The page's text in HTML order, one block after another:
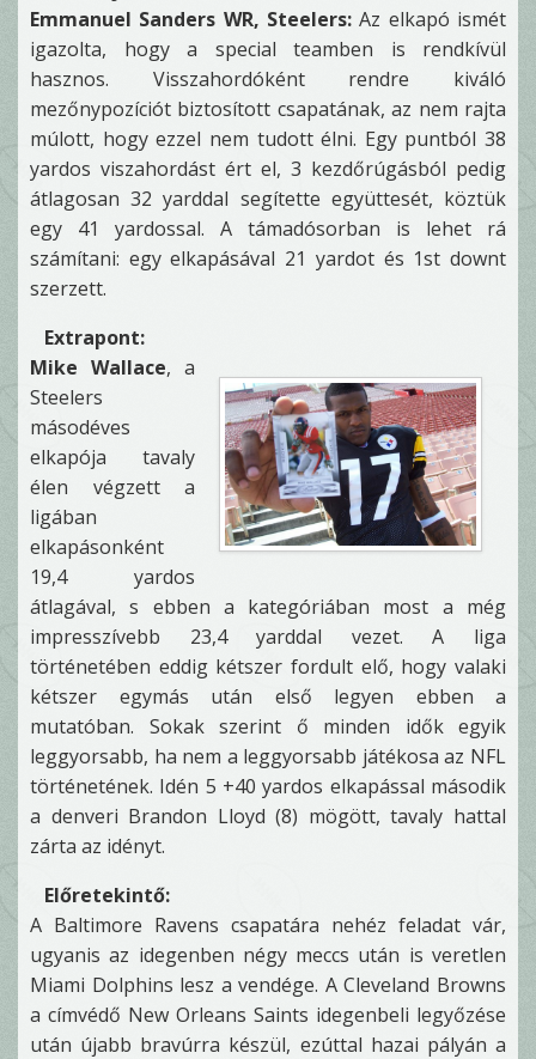
Emmanuel Sanders WR, Steelers: Az elkapó ismét
igazolta, hogy a special teamben is rendkívül
hasznos. Visszahordóként rendre kiváló
mezőnypozíciót biztosított csapatának, az nem rajta
múlott, hogy ezzel nem tudott élni. Egy puntból 38
yardos viszahordást ért el, 3 kezdőrúgásból pedig
átlagosan 32 yarddal segítette együttesét, köztük
egy 41 yardossal. A támadósorban is lehet rá
számítani: egy elkapásával 21 yardot és 1st downt
szerzett.
Extrapont:
Mike Wallace, a
Steelers
másodéves
elkapója tavaly
élen végzett a
ligában
elkapásonként
19,4 yardos
átlagával, s ebben a kategóriában most a még
impresszívebb 23,4 yarddal vezet. A liga
történetében eddig kétszer fordult elő, hogy valaki
kétszer egymás után első legyen ebben a
mutatóban. Sokak szerint ő minden idők egyik
leggyorsabb, ha nem a leggyorsabb játékosa az NFL
történetének. Idén 5 +40 yardos elkapással második
a denveri Brandon Lloyd (8) mögött, tavaly hattal
zárta az idényt.
Előretekintő:
A Baltimore Ravens csapatára nehéz feladat vár,
ugyanis az idegenben négy meccs után is veretlen
Miami Dolphins lesz a vendége. A Cleveland Browns
a címvédő New Orleans Saints idegenbeli legyőzése
után újabb bravúrra készül, ezúttal hazai pályán a